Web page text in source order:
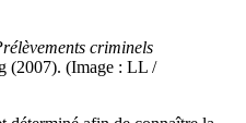
criminels
(2007). (Image : LL /